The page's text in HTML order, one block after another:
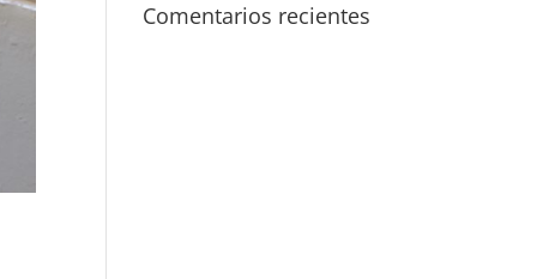
Comentarios recientes